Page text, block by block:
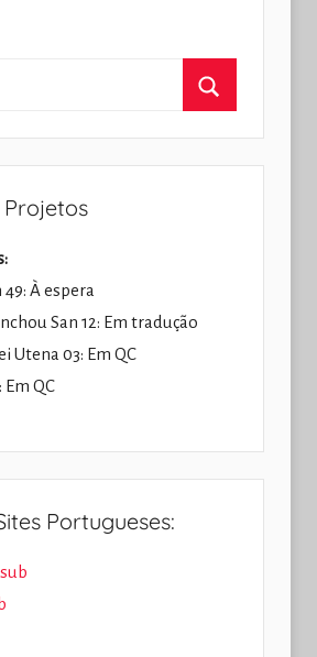
À espera
San 12: Em tradução
Utena 03: Em QC
QC
Portugueses: